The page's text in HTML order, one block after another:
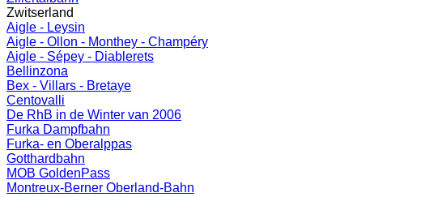
Zwitserland
Aigle - Leysin
Aigle - Ollon - Monthey - Champéry
Aigle - Sépey - Diablerets
Bellinzona
Bex - Villars - Bretaye
Centovalli
De RhB in de Winter van 2006
Furka Dampfbahn
Furka- en Oberalppas
Gotthardbahn
MOB GoldenPass
Montreux-Berner Oberland-Bahn